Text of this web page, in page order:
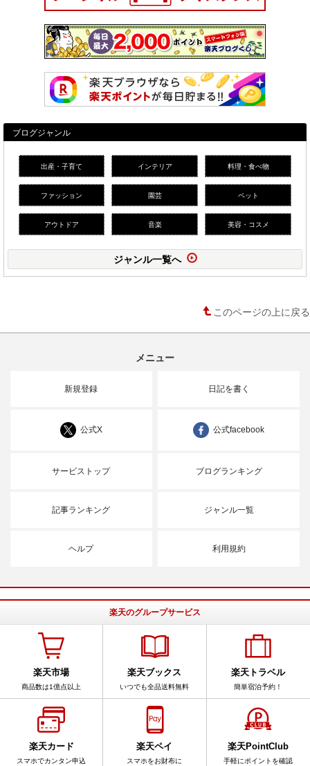
ブログジャンル
出産・子育て インテリア 料理・食べ物
ファッション 園芸 ペット
アウトドア 音楽 美容・コスメ
ジャンル一覧へ
このページの上に戻る
メニュー
新規登録 日記を書く
公式X 公式facebook
サービストップ ブログランキング
記事ランキング ジャンル一覧
ヘルプ 利用規約
楽天のグループサービス
楽天市場
商品数は1億点以上
楽天ブックス
いつでも全品送料無料
楽天トラベル
簡単宿泊予約！
楽天カード
スマホでカンタン申込
楽天ペイ
スマホをお財布に
楽天PointClub
手軽にポイントを確認